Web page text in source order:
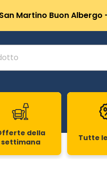
Martino Buon Albergo
della
settimana
Tutte